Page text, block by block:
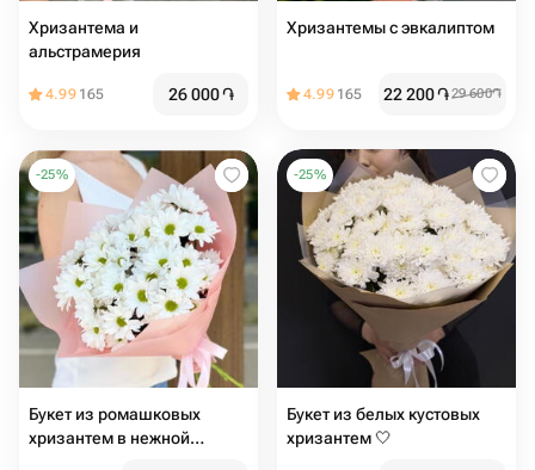
Хризантема и
альстрамерия
4.99 165 26 000֏
Хризантемы с эвкалиптом️
4.99 165 22 200֏29 600֏
-25%
Букет из ромашковых
хризантем в нежной
-25%
Букет из белых кустовых
хризантем 🤍